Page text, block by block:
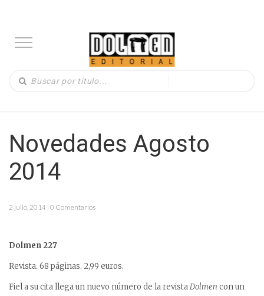
Novedades Agosto
2014
2 julio, 2014 | 0 Comentarios
Dolmen 227
Revista. 68 páginas. 2,99 euros.
Fiel a su cita llega un nuevo número de la revistaDolmen con un